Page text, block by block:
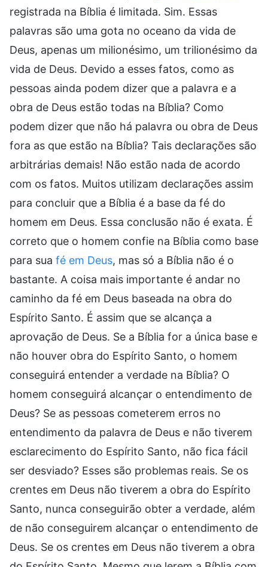
registrada na Bíblia é limitada. Sim. Essas
palavras são uma gota no oceano da vida de
Deus, apenas um milionésimo, um trilionésimo da
vida de Deus. Devido a esses fatos, como as
pessoas ainda podem dizer que a palavra e a
obra de Deus estão todas na Bíblia? Como
podem dizer que não há palavra ou obra de Deus
fora as que estão na Bíblia? Tais declarações são
arbitrárias demais! Não estão nada de acordo
com os fatos. Muitos utilizam declarações assim
para concluir que a Bíblia é a base da fé do
homem em Deus. Essa conclusão não é exata. É
correto que o homem confie na Bíblia como base
para sua fé em Deus, mas só a Bíblia não é o
bastante. A coisa mais importante é andar no
caminho da fé em Deus baseada na obra do
Espírito Santo. É assim que se alcança a
aprovação de Deus. Se a Bíblia for a única base e
não houver obra do Espírito Santo, o homem
conseguirá entender a verdade na Bíblia? O
homem conseguirá alcançar o entendimento de
Deus? Se as pessoas cometerem erros no
entendimento da palavra de Deus e não tiverem
esclarecimento do Espírito Santo, não fica fácil
ser desviado? Esses são problemas reais. Se os
crentes em Deus não tiverem a obra do Espírito
Santo, nunca conseguirão obter a verdade, além
de não conseguirem alcançar o entendimento de
Deus. Se os crentes em Deus não tiverem a obra